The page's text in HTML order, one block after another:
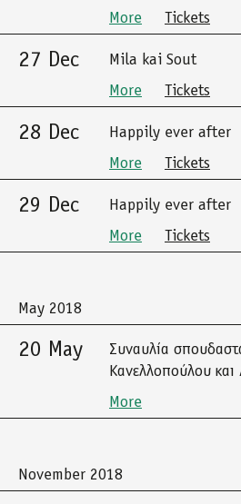
More
Tickets
27 Dec
Mila kai Sout
More
Tickets
28 Dec
Happily ever after
More
Tickets
29 Dec
Happily ever after
More
Tickets
May 2018
20 May
Συναυλία
Κανελλοπούλου και
More
November 2018